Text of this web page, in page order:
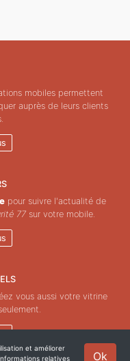
mobiles permettent
auprès de leurs clients
pour suivre l'actualité de
77 sur votre mobile.
vous aussi votre vitrine
Ok
et améliorer
relatives